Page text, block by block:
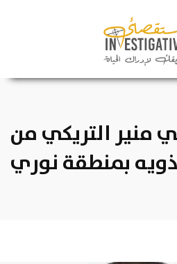
منير التريكي من
بمنطقة نوري